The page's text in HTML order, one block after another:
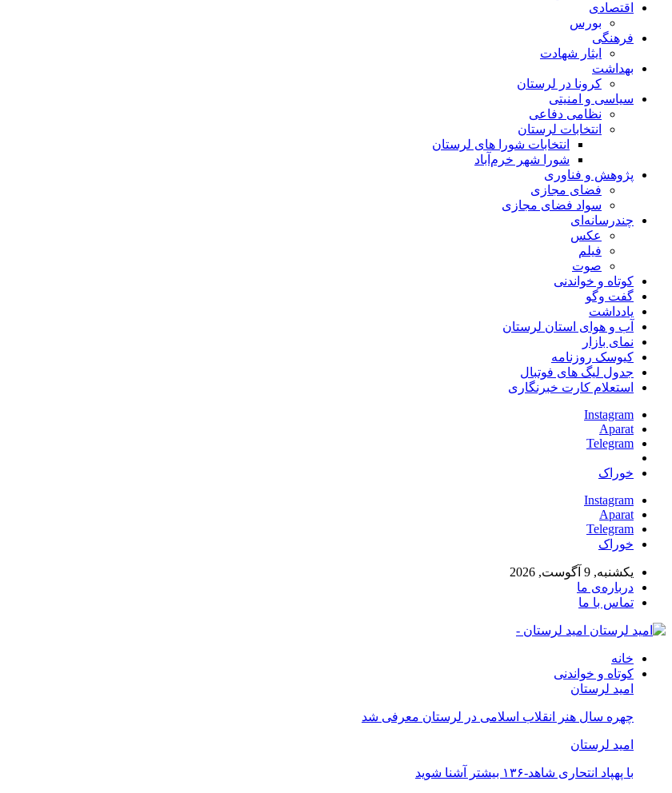
اقتصادی
بورس
فرهنگی
ایثار شهادت
بهداشت
کرونا در لرستان
سیاسی و امنیتی
نظامی دفاعی
انتخابات لرستان
انتخابات شورا های لرستان
شورا شهر خرم‌آباد
پژوهش و فناوری
فضای مجازی
سواد فضای مجازی
چندرسانه‌ای
عكس
فیلم
صوت
کوتاه و خواندنی
گفت وگو
یادداشت
آب و هوای استان لرستان
نمای بازار
کیوسک روزنامه
جدول لیگ های فوتبال
استعلام کارت خبرنگاری
Instagram
Aparat
Telegram
خوراک
Instagram
Aparat
Telegram
خوراک
یکشنبه, 9 آگوست, 2026
درباره‌ی ما
تماس با ما
امید لرستان -
خانه
کوتاه و خواندنی
امید لرستان
چهره سال هنر انقلاب اسلامی در لرستان معرفی شد
امید لرستان
با پهپاد انتحاری شاهد-۱۳۶ بیشتر آشنا شوید